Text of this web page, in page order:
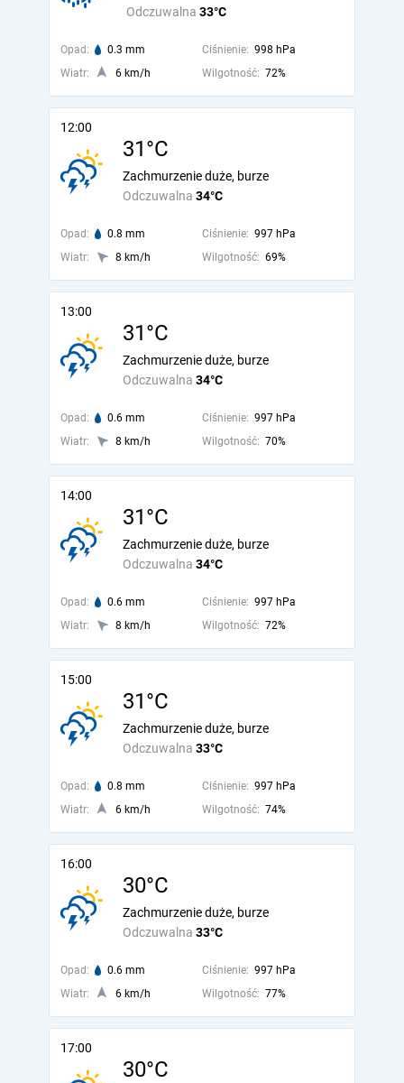
Odczuwalna 33°C
Opad: 0.3 mm Ciśnienie: 998 hPa
Wiatr:
6 km/h Wilgotność: 72%
12:00
31°C
Odczuwalna 34°C
Zachmurzenie duże, burze
Opad: 0.8 mm Ciśnienie: 997 hPa
Wiatr:
8 km/h Wilgotność: 69%
13:00
31°C
Odczuwalna 34°C
Zachmurzenie duże, burze
Opad: 0.6 mm Ciśnienie: 997 hPa
Wiatr:
8 km/h Wilgotność: 70%
14:00
31°C
Odczuwalna 34°C
Zachmurzenie duże, burze
Opad: 0.6 mm Ciśnienie: 997 hPa
Wiatr:
8 km/h Wilgotność: 72%
15:00
31°C
Odczuwalna 33°C
Zachmurzenie duże, burze
Opad: 0.8 mm Ciśnienie: 997 hPa
Wiatr:
6 km/h Wilgotność: 74%
16:00
30°C
Odczuwalna 33°C
Zachmurzenie duże, burze
Opad: 0.6 mm Ciśnienie: 997 hPa
Wiatr:
6 km/h Wilgotność: 77%
17:00
30°C